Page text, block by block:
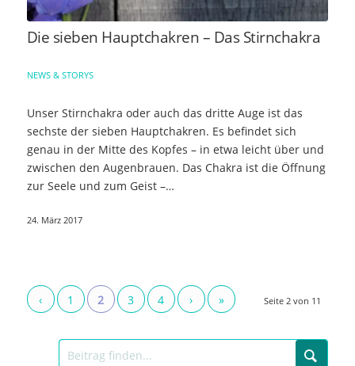
Die sieben Hauptchakren – Das Stirnchakra
NEWS & STORYS
Unser Stirnchakra oder auch das dritte Auge ist das
sechste der sieben Hauptchakren. Es befindet sich
genau in der Mitte des Kopfes – in etwa leicht über und
zwischen den Augenbrauen. Das Chakra ist die Öffnung
zur Seele und zum Geist –…
24. März 2017
Seite 2 von 11
‹ 1 2 3 4 › »